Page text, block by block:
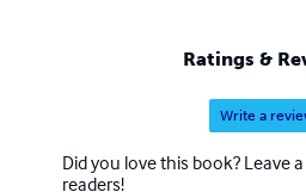
Ratings &
Write a
Did you love this book? Leave
readers!